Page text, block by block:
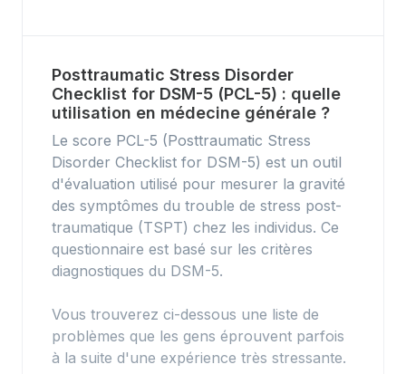
Posttraumatic Stress Disorder
Checklist for DSM-5 (PCL-5) : quelle
utilisation en médecine générale ?
Le score PCL-5 (Posttraumatic Stress
Disorder Checklist for DSM-5) est un outil
d'évaluation utilisé pour mesurer la gravité
des symptômes du trouble de stress post-
traumatique (TSPT) chez les individus. Ce
questionnaire est basé sur les critères
diagnostiques du DSM-5.
Vous trouverez ci-dessous une liste de
problèmes que les gens éprouvent parfois
à la suite d'une expérience très stressante.